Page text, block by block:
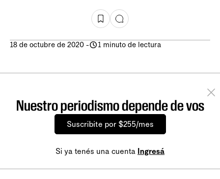
18 de octubre de 2020 - 1 minuto de lectura
Nuestro periodismo depende de vos
Suscribite por $255/mes
Si ya tenés una cuenta Ingresá